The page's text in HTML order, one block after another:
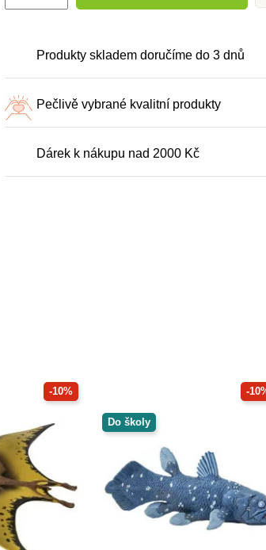
Produkty skladem doručíme do 3 dnů
Pečlivě vybrané kvalitní produkty
Dárek k nákupu nad 2000 Kč
-10% -
Do školy